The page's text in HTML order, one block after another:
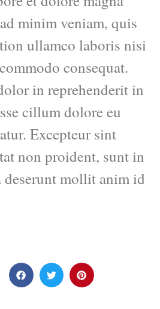
minim veniam, quis
ullamco laboris nisi
consequat.
in reprehenderit in
cillum dolore eu
Excepteur sint
non proident, sunt in
mollit anim id